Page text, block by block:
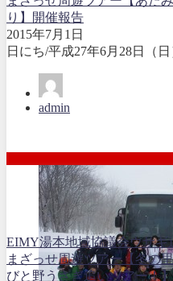
り】開催報告
2015年7月1日
日にち/平成27年6月28日（日
admin
EIMY湯本地域協議会ウサギ
まざっせ周遊ツアー【冬の
びと野うさぎ追いツアー！